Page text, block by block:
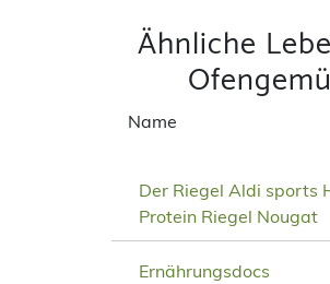
Ähnliche
Name
Der Riegel Aldi sports
Protein Riegel Nougat
Ernährungsdocs